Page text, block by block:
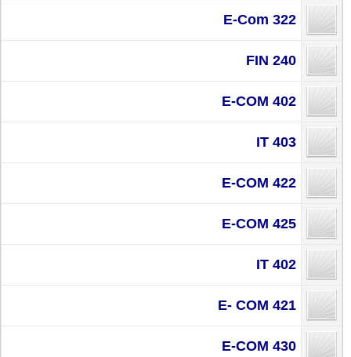
E-Com 322
FIN 240
E-COM 402
IT 403
E-COM 422
E-COM 425
IT 402
E- COM 421
E-COM 430